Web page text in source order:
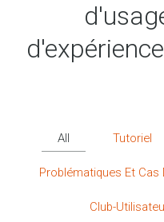
All Tutoriel
Problématiques Et Cas
Club-